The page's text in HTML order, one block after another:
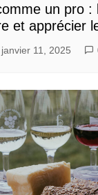
un pro :
et apprécier
janvier 11, 2025